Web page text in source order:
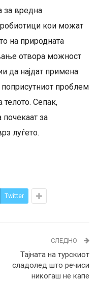
за вредна
кои можат
на природната
отвора можност
да најдат примена
проблем
телото. Сепак,
за
луѓето.
Twitter
СЛЕДНО
Тајната на турскиот
сладолед што речиси
никогаш не капе